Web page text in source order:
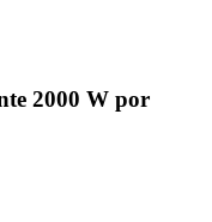
2000 W por